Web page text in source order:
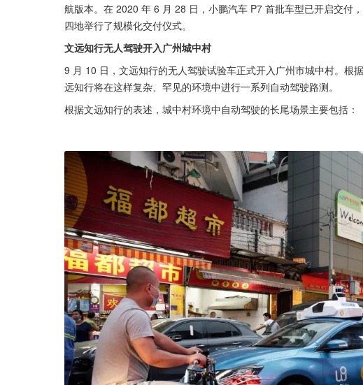
航版本。在 2020 年 6 月 28 日，小鹏汽车 P7 首批车型已开启交付
四地举行了规模化交付仪式。
文远知行无人驾驶开入广州城中村
9 月 10 日，文远知行的无人驾驶试验车正式开入广州市城中村。根
远知行将在这样复杂、罕见的环境中进行一系列自动驾驶路测。
根据文远知行的表述，城中村环境中自动驾驶的长尾场景主要包括：